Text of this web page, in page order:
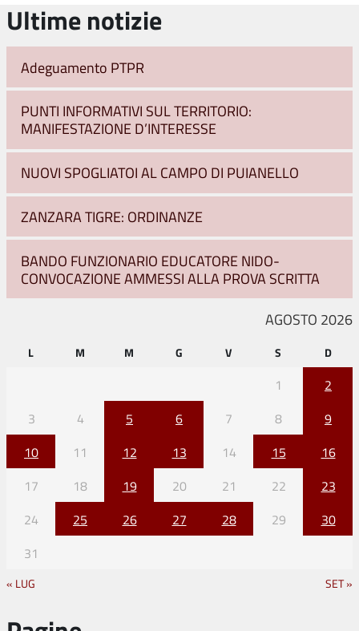
Ultime notizie
Adeguamento PTPR
PUNTI INFORMATIVI SUL TERRITORIO:
MANIFESTAZIONE D’INTERESSE
NUOVI SPOGLIATOI AL CAMPO DI PUIANELLO
ZANZARA TIGRE: ORDINANZE
BANDO FUNZIONARIO EDUCATORE NIDO-
CONVOCAZIONE AMMESSI ALLA PROVA SCRITTA
AGOSTO 2026
L M M G V S D
1
2
3
4 5 6 7 8
9
10
11 12 13 14 15
16
17
18 19 20 21 22
23
24
25 26 27 28 29
30
31
« LUG SET »